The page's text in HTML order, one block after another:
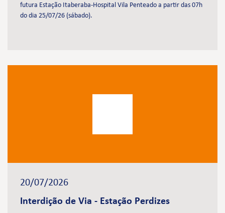
futura Estação Itaberaba-Hospital Vila Penteado a partir das 07h
do dia 25/07/26 (sábado).
20/07/2026
Interdição de Via - Estação Perdizes